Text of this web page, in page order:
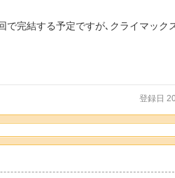
完結する予定ですが､クライマック
登録日